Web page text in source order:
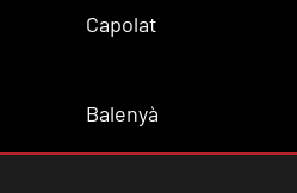
Capolat
Balenyà